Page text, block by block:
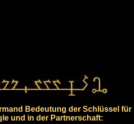
Bedeutung der Schlüssel für
und in der Partnerschaft: